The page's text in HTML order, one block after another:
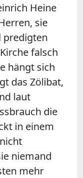
Heine
sie
predigten
falsch
hängt sich
das Zölibat,
laut
die
in einem
niemand
mehr